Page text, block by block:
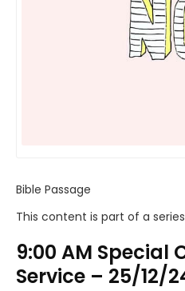
Bible Passage
This content is part of a series
9:00 AM Special
Service – 25/12/